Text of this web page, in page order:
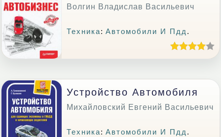
Волгин Владислав Васильевич
Техника:Автомобили И Пдд .
Устройство Автомобиля
Михайловский Евгений Васильевич
Техника:Автомобили И Пдд .